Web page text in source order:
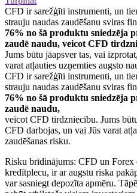
CFD ir sarežģīti instrumenti, un
strauju naudas zaudēšanu sviras
76% no šā produktu sniedzēja
zaudē naudu, veicot CFD
Jums būtu jāapsver tas, vai
varat atļauties uzņemties augsto
CFD ir sarežģīti instrumenti, un
strauju naudas zaudēšanu sviras
76% no šā produktu sniedzēja
zaudē naudu,
veicot CFD tirdzniecību. Jums
CFD darbojas, un vai Jūs varat
zaudēšanas risku.
Risku brīdinājums: CFD un Forex
kredītplecu, ir ar augstu riska
var sasniegt depozīta apmēru.